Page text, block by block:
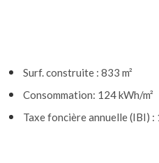
Surf. construite : 833 m²
Consommation: 124 kWh/m²
Taxe foncière annuelle (IBI) :